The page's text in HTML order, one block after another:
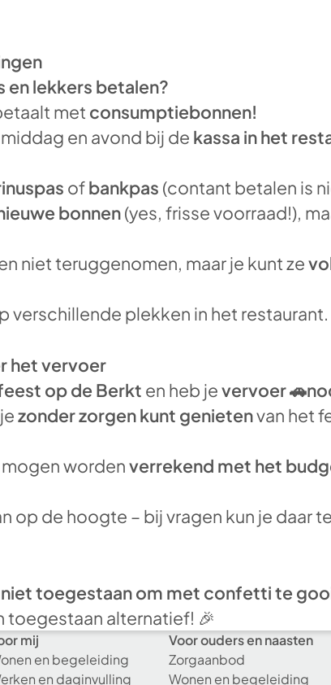
en lekkers betalen?
met consumptiebonnen!
middag en avond bij de kassa in het
ofbankpas (contant betalen is
bonnen(yes, frisse voorraad!),
niet teruggenomen, maar je kunt ze
verschillende plekken in het restaurant.
het vervoer
op de Berkt en heb jevervoer
zonder zorgen kunt genietenvan het
mogen wordenverrekend met het
op de hoogte – bij vragen kun je daar
niet toegestaan om met confetti te
toegestaan alternatief! 🎉
mij
en begeleiding
en daginvulling
Voor ouders en naasten
Zorgaanbod
Wonen en begeleiding